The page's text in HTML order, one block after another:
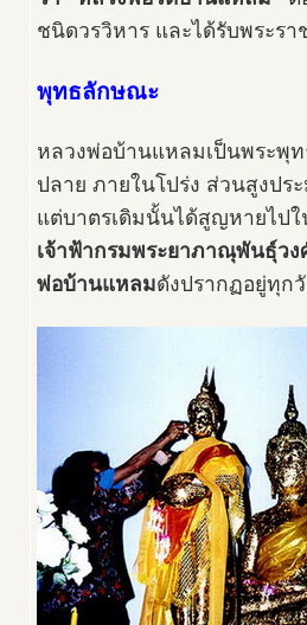
ชนิดวรวิหาร และได้รับพระร
พุทธลักษณะ
หลวงพ่อบ้านแหลมเป็นพระพุ
ปลาย ภายในโปร่ง ส่วนสูงปร
แต่บาตรเดิมนั้นได้สูญหายไป
เจ้าฟ้ากรมพระยาภาณุพันธุ์วง
พ่อบ้านแหลมดังปรากฏอยู่ทุก